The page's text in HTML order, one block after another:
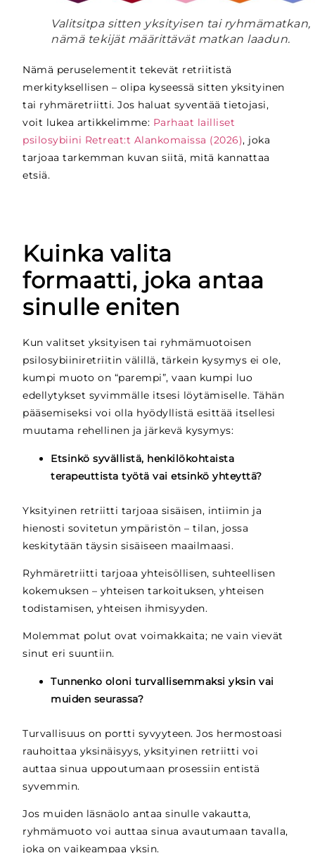
Valitsitpa sitten yksityisen tai ryhmämatkan,
nämä tekijät määrittävät matkan laadun.
Nämä peruselementit tekevät retriitistä
merkityksellisen – olipa kyseessä sitten yksityinen
tai ryhmäretriitti. Jos haluat syventää tietojasi,
voit lukea artikkelimme: Parhaat lailliset
psilosybiini Retreat:t Alankomaissa (2026), joka
tarjoaa tarkemman kuvan siitä, mitä kannattaa
etsiä.
Kuinka valita
formaatti, joka antaa
sinulle eniten
Kun valitset yksityisen tai ryhmämuotoisen
psilosybiiniretriitin välillä, tärkein kysymys ei ole,
kumpi muoto on “parempi”, vaan kumpi luo
edellytykset syvimmälle itsesi löytämiselle. Tähän
pääsemiseksi voi olla hyödyllistä esittää itsellesi
muutama rehellinen ja järkevä kysymys:
Etsinkö syvällistä, henkilökohtaista
terapeuttista työtä vai etsinkö yhteyttä?
Yksityinen retriitti tarjoaa sisäisen, intiimin ja
hienosti sovitetun ympäristön – tilan, jossa
keskitytään täysin sisäiseen maailmaasi.
Ryhmäretriitti tarjoaa yhteisöllisen, suhteellisen
kokemuksen – yhteisen tarkoituksen, yhteisen
todistamisen, yhteisen ihmisyyden.
Molemmat polut ovat voimakkaita; ne vain vievät
sinut eri suuntiin.
Tunnenko oloni turvallisemmaksi yksin vai
muiden seurassa?
Turvallisuus on portti syvyyteen. Jos hermostoasi
rauhoittaa yksinäisyys, yksityinen retriitti voi
auttaa sinua uppoutumaan prosessiin entistä
syvemmin.
Jos muiden läsnäolo antaa sinulle vakautta,
ryhmämuoto voi auttaa sinua avautumaan tavalla,
joka on vaikeampaa yksin.